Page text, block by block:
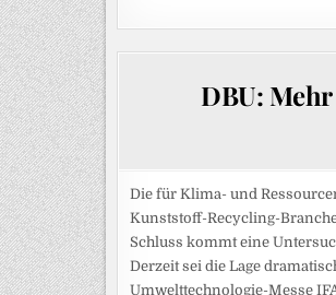
DBU:
Die für Klima- und
Kunststoff-Recycling-
Schluss kommt eine
Derzeit sei die Lage
Umwelttechnologie-Messe